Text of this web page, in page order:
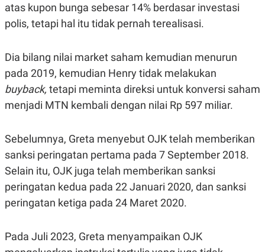
I
D
N
G
G
N
A
N
T
K
N
E
R
A
E
M
E
E
P
A
P
A
D
V
E
S
atas kupon bunga sebesar 14% berdasar investasi
polis, tetapi hal itu tidak pernah terealisasi.
Dia bilang nilai market saham kemudian menurun
pada 2019, kemudian Henry tidak melakukan
buyback, tetapi meminta direksi untuk konversi saham
menjadi MTN kembali dengan nilai Rp 597 miliar.
Sebelumnya, Greta menyebut OJK telah memberikan
sanksi peringatan pertama pada 7 September 2018.
Selain itu, OJK juga telah memberikan sanksi
peringatan kedua pada 22 Januari 2020, dan sanksi
peringatan ketiga pada 24 Maret 2020.
Pada Juli 2023, Greta menyampaikan OJK